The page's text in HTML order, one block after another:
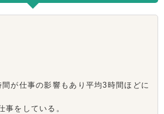
が仕事の影響もあり平均3時間ほどに
事をしている。